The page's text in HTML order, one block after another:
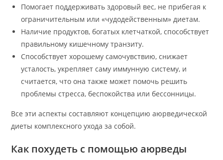
Помогает поддерживать здоровый вес, не прибегая к
ограничительным или «чудодейственным» диетам.
Наличие продуктов, богатых клетчаткой, способствует
правильному кишечному транзиту.
Способствует хорошему самочувствию, снижает
усталость, укрепляет саму иммунную систему, и
считается, что она также может помочь решить
проблемы стресса, беспокойства или бессонницы.
Все эти аспекты составляют концепцию аюрведической
диеты комплексного ухода за собой.
Как похудеть с помощью аюрведы